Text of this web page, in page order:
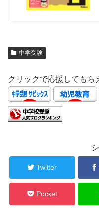
中学受験
クリックで応援してもら
Twitter
Pocket